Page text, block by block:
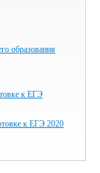
образования
к ЕГЭ
к ЕГЭ 2020